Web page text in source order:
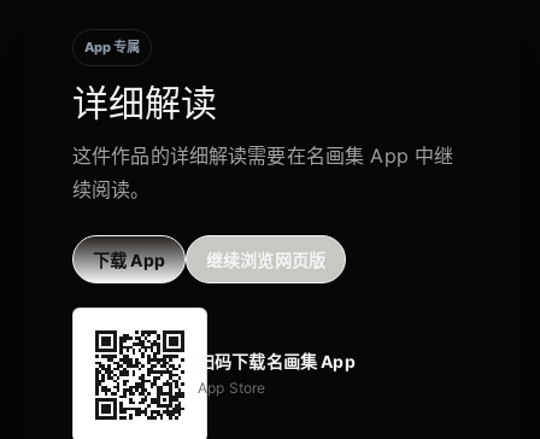
App 专属
详细解读
这件作品的详细解读需要在名画集 App 中继
续阅读。
下载 App 继续浏览网页版
扫码下载名画集 App
App Store